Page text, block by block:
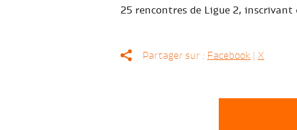
25 rencontres de Ligue 2, inscrivant
Partager sur : Facebook X